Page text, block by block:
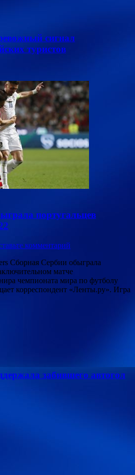
сигнал
туристов
португальцев
комментарий
Сборная Сербии обыграла
матче
чемпионата мира по футболу
корреспондент «Ленты.ру». Игра
забившего автогол